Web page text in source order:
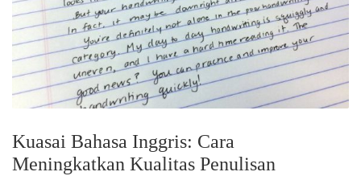
Kuasai Bahasa Inggris: Cara
Meningkatkan Kualitas Penulisan